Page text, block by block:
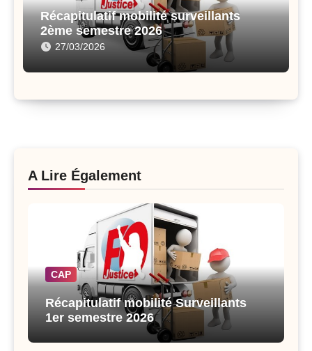
Récapitulatif mobilité surveillants
2ème semestre 2026
27/03/2026
A Lire Également
CAP
Récapitulatif mobilité Surveillants
1er semestre 2026